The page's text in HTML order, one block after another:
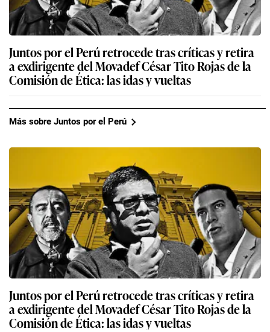
Juntos por el Perú retrocede tras críticas y retira
a exdirigente del Movadef César Tito Rojas de la
Comisión de Ética: las idas y vueltas
Más sobre Juntos por el Perú
Juntos por el Perú retrocede tras críticas y retira
a exdirigente del Movadef César Tito Rojas de la
Comisión de Ética: las idas y vueltas